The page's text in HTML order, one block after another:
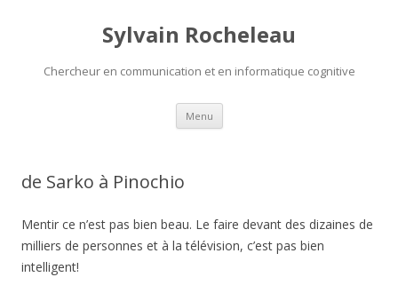
Sylvain Rocheleau
Chercheur en communication et en informatique cognitive
Menu Aller au contenu principal
de Sarko à Pinochio
Mentir ce n’est pas bien beau. Le faire devant des dizaines de
milliers de personnes et à la télévision, c’est pas bien
intelligent!